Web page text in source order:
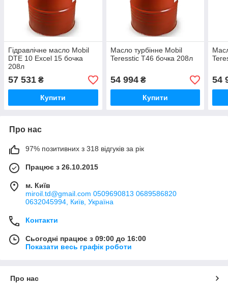
Гідравлічне масло Mobil
DTE 10 Excel 15 бочка
208л
57 531 ₴
Купити
Масло турбінне Mobil
Teresstic Т46 бочка 208л
54 994₴
Купити
54
Про нас
97% позитивних з 318 відгуків за рік
Працює з 26.10.2015
м. Київ
miroil.td@gmail.com 0509690813 0689586820
0632045994, Київ, Україна
Контакти
Сьогодні працює з 09:00 до 16:00
Показати весь графік роботи
Про нас